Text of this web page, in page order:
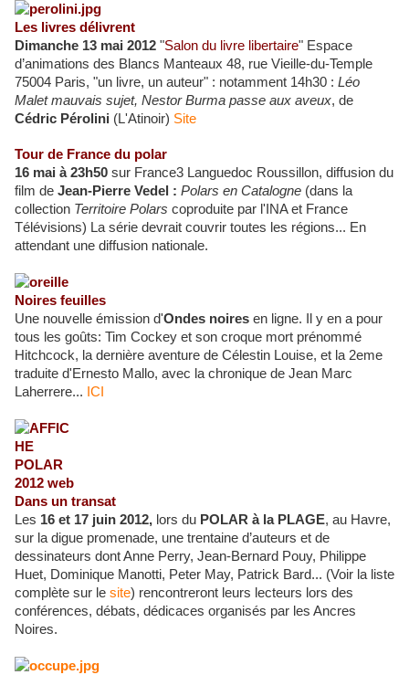
Les livres délivrent
Dimanche 13 mai 2012 "Salon du livre libertaire" Espace
d’animations des Blancs Manteaux 48, rue Vieille-du-Temple
75004 Paris, "un livre, un auteur" : notamment 14h30 : Léo
Malet mauvais sujet, Nestor Burma passe aux aveux, de
Cédric Pérolini (L'Atinoir) Site
Tour de France du polar
16 mai à 23h50 sur France3 Languedoc Roussillon, diffusion du
film de Jean-Pierre Vedel : Polars en Catalogne (dans la
collection Territoire Polars coproduite par l'INA et France
Télévisions) La série devrait couvrir toutes les régions... En
attendant une diffusion nationale.
Noires feuilles
Une nouvelle émission d'Ondes noires en ligne. Il y en a pour
tous les goûts: Tim Cockey et son croque mort prénommé
Hitchcock, la dernière aventure de Célestin Louise, et la 2eme
traduite d'Ernesto Mallo, avec la chronique de Jean Marc
Laherrere... ICI
Dans un transat
Les 16 et 17 juin 2012, lors du POLAR à la PLAGE, au Havre,
sur la digue promenade, une trentaine d’auteurs et de
dessinateurs dontAnne Perry, Jean-Bernard Pouy, Philippe
Huet, Dominique Manotti, Peter May, Patrick Bard... (Voir la liste
complète sur le site) rencontreront leurs lecteurs lors des
conférences, débats, dédicaces organisés par les Ancres
Noires.